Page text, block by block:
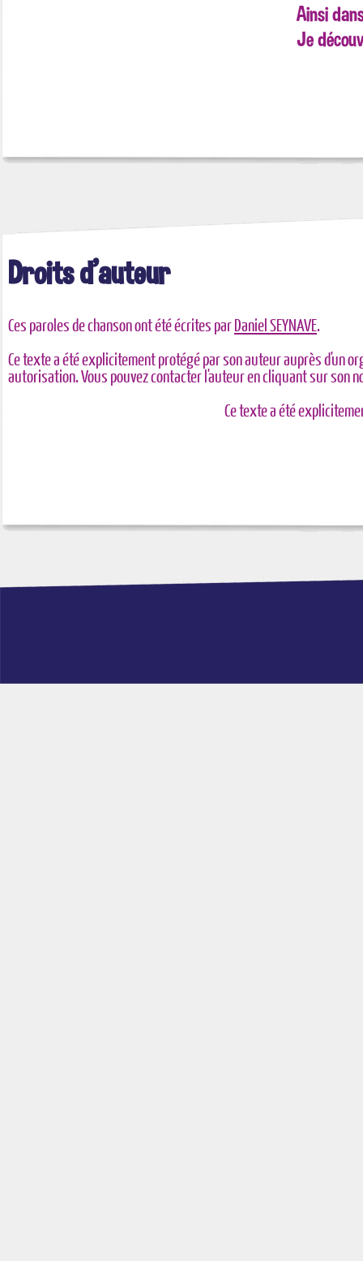
Ainsi
Je
Droits d'auteur
Ces paroles de chanson ont été écrites par Daniel SEYNAVE.
Ce texte a été explicitement protégé par son auteur auprès d'un
autorisation. Vous pouvez contacter l'auteur en cliquant sur son
Ce texte a été